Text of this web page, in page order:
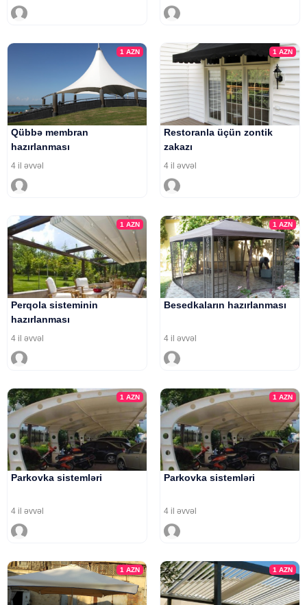
1AZN
Qübbə membran
hazırlanması
4 il əvvəl
1 AZN
Restoranla üçün zontik
zakazı
4 il əvvəl
1AZN
Perqola sisteminin
hazırlanması
4 il əvvəl
1 AZN
Besedkaların hazırlanması
4 il əvvəl
1AZN
Parkovka sistemləri
4 il əvvəl
1 AZN
Parkovka sistemləri
4 il əvvəl
1AZN 1 AZN